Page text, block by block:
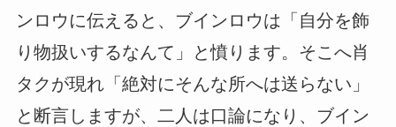
ンロウに伝えると、ブインロウは「自分を飾
り物扱いするなんて」と憤ります。そこへ肖
タクが現れ「絶対にそんな所へは送らない」
と断言しますが、二人は口論になり、ブイン